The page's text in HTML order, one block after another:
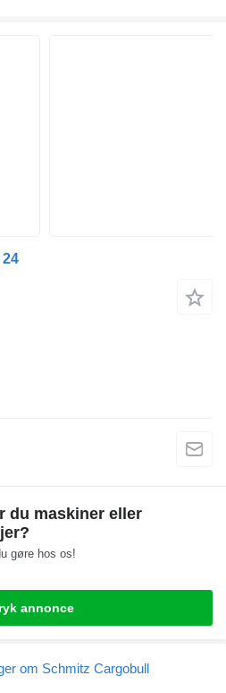
du maskiner eller
gøre hos os!
annonce
om Schmitz Cargobull